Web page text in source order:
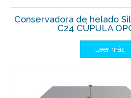
Conservadora de helado
C24 CÚPULA
Leer más